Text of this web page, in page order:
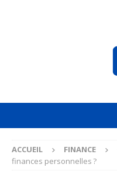
ACCUEIL FINANCE
finances personnelles ?